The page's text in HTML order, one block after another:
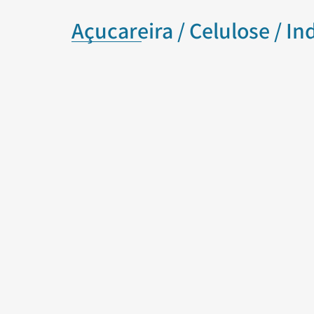
Açucareira / Celulose /